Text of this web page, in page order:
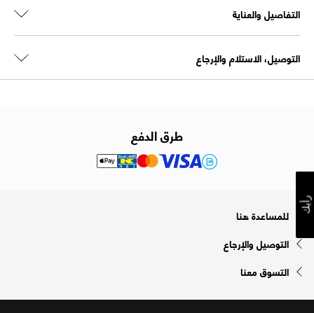
التفاصيل والعناية
التوصيل، الاستلام والإرجاع
طرق الدفع
للمساعدة هنا
التوصيل والإرجاع
التسوق معنا
رأيك